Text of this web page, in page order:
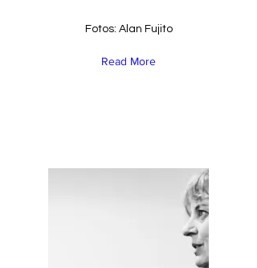
Fotos: Alan Fujito
Read More